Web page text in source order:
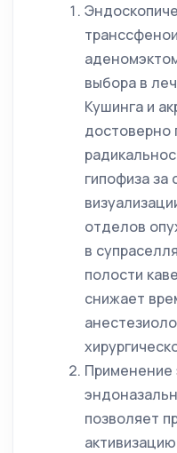
выбора в
Кушинга и
достоверно
гипофиза за
отделов
в
полости
снижает
Применение
позволяет